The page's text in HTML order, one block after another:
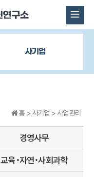
사기업
홈 >사기업 >사업관리
경영사무
교육･자연･사회과학